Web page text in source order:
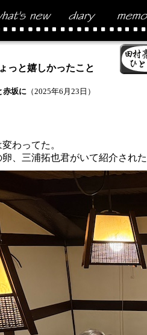
っと嬉しかったこと
赤坂に （2025年6月23日）
わってた。
、三浦拓也君がいて紹介され